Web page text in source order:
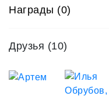
Награды (0)
Друзья (10)